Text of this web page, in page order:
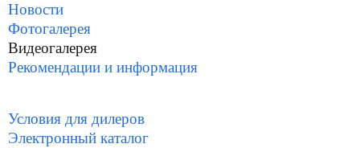
Новости
Фотогалерея
Видеогалерея
Рекомендации и информация
Условия для дилеров
Электронный каталог